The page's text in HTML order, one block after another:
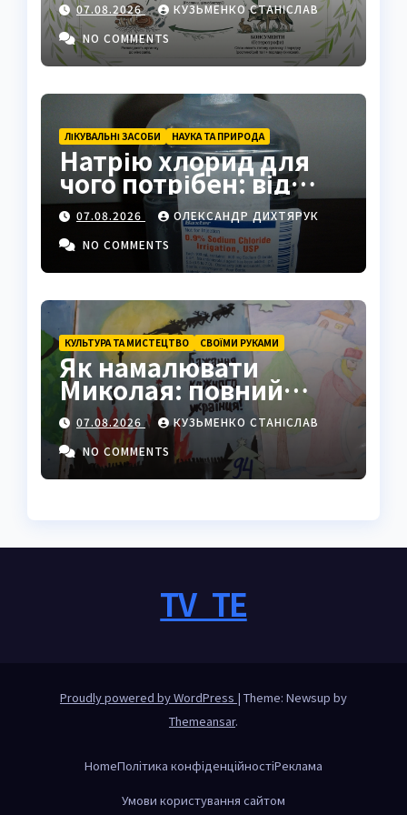
07.08.2026
КУЗЬМЕНКО СТАНІСЛАВ
NO COMMENTS
ЛІКУВАЛЬНІ ЗАСОБИ НАУКА ТА ПРИРОДА
Натрію хлорид для
чого потрібен: від
фізрозчину до
промисловості
07.08.2026
ОЛЕКСАНДР ДИХТЯРУК
NO COMMENTS
КУЛЬТУРА ТА МИСТЕЦТВО СВОЇМИ РУКАМИ
Як намалювати
Миколая: повний
покроковий гайд з
секретами майстрів
07.08.2026
КУЗЬМЕНКО СТАНІСЛАВ
NO COMMENTS
TV_TE
Proudly powered by WordPress | Theme: Newsup by
Themeansar.
HomeПолітика конфіденційностіРеклама
Умови користування сайтом